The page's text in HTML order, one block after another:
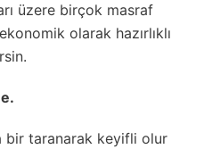
üzere birçok masraf
olarak hazırlıklı
bir taranarak keyifli olur